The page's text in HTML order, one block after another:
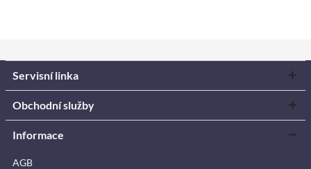
Servisní linka
Obchodní služby
Informace
AGB